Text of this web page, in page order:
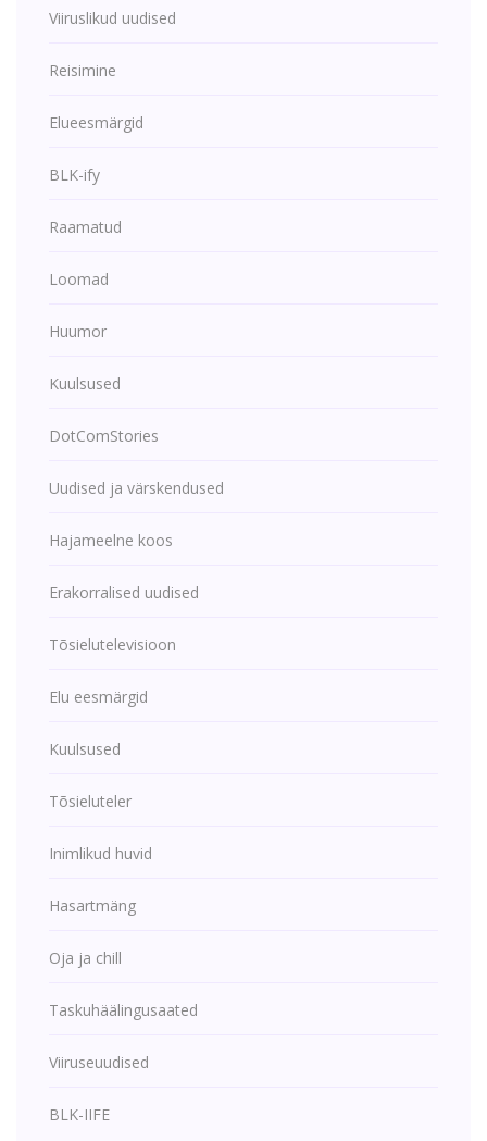
Viiruslikud uudised
Reisimine
Elueesmärgid
BLK-ify
Raamatud
Loomad
Huumor
Kuulsused
DotComStories
Uudised ja värskendused
Hajameelne koos
Erakorralised uudised
Tõsielutelevisioon
Elu eesmärgid
Kuulsused
Tõsieluteler
Inimlikud huvid
Hasartmäng
Oja ja chill
Taskuhäälingusaated
Viiruseuudised
BLK-IIFE